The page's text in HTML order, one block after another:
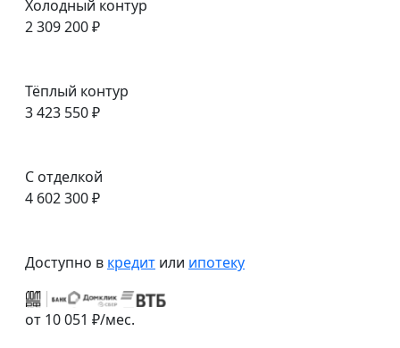
Холодный контур
2 309 200 ₽
Тёплый контур
3 423 550 ₽
С отделкой
4 602 300 ₽
Доступно в кредит или ипотеку
от 10 051 ₽/мес.